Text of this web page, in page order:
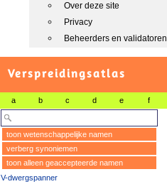
Over deze site
Privacy
Beheerders en validatoren
Verspreidingsatlas
a b c d e f
toon wetenschappelijke namen
verberg synoniemen
toon alleen geaccepteerde namen
V-dwergspanner